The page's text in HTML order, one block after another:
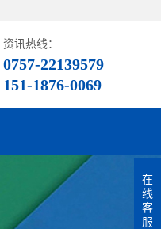
资讯热线：
0757-22139579
151-1876-0069
在
线
客
服